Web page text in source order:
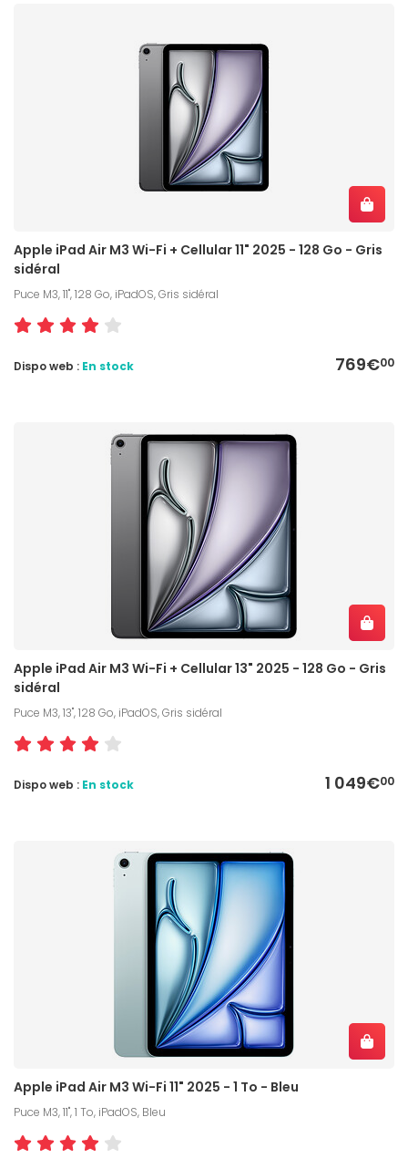
Apple iPad Air M3 Wi-Fi + Cellular 11" 2025 - 128 Go - Gris
sidéral
Puce M3, 11", 128 Go, iPadOS, Gris sidéral
769€00
Dispo web : En stock
Apple iPad Air M3 Wi-Fi + Cellular 13" 2025 - 128 Go - Gris
sidéral
Puce M3, 13", 128 Go, iPadOS, Gris sidéral
1 049€00
Dispo web : En stock
Apple iPad Air M3 Wi-Fi 11" 2025 - 1 To - Bleu
Puce M3, 11", 1 To, iPadOS, Bleu